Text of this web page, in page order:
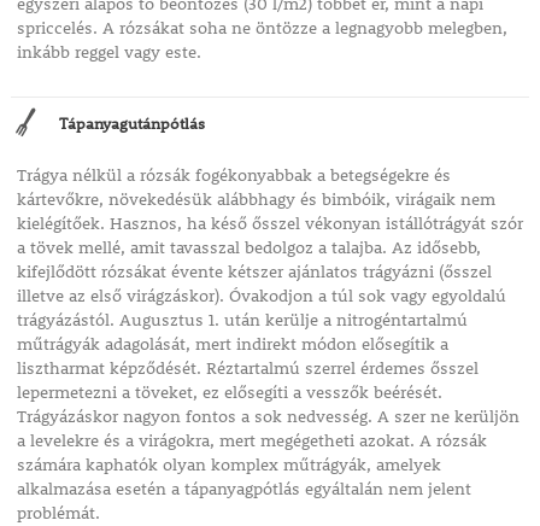
spriccelés. A rózsákat soha ne öntözze a legnagyobb melegben,
inkább reggel vagy este.
Tápanyagutánpótlás
Trágya nélkül a rózsák fogékonyabbak a betegségekre és
kártevőkre, növekedésük alábbhagy és bimbóik, virágaik nem
kielégítőek. Hasznos, ha késő ősszel vékonyan istállótrágyát szór
a tövek mellé, amit tavasszal bedolgoz a talajba. Az idősebb,
kifejlődött rózsákat évente kétszer ajánlatos trágyázni (ősszel
illetve az első virágzáskor). Óvakodjon a túl sok vagy egyoldalú
trágyázástól. Augusztus 1. után kerülje a nitrogéntartalmú
műtrágyák adagolását, mert indirekt módon elősegítik a
lisztharmat képződését. Réztartalmú szerrel érdemes ősszel
lepermetezni a töveket, ez elősegíti a vesszők beérését.
Trágyázáskor nagyon fontos a sok nedvesség. A szer ne kerüljön
a levelekre és a virágokra, mert megégetheti azokat. A rózsák
számára kaphatók olyan komplex műtrágyák, amelyek
alkalmazása esetén a tápanyagpótlás egyáltalán nem jelent
problémát.